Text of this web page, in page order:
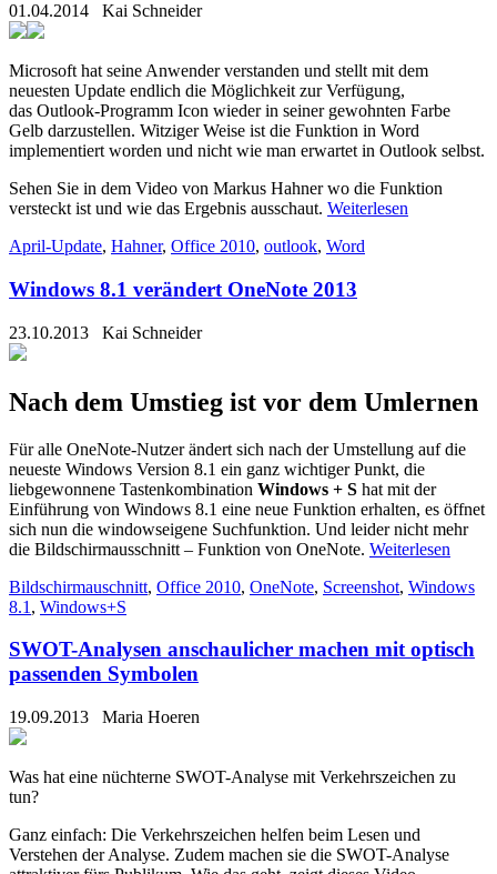
01.04.2014 Kai Schneider
Microsoft hat seine Anwender verstanden und stellt mit dem
neuesten Update endlich die Möglichkeit zur Verfügung,
das Outlook-Programm Icon wieder in seiner gewohnten Farbe
Gelb darzustellen. Witziger Weise ist die Funktion in Word
implementiert worden und nicht wie man erwartet in Outlook selbst.
Sehen Sie in dem Video von Markus Hahner wo die Funktion
versteckt ist und wie das Ergebnis ausschaut. Weiterlesen
April-Update, Hahner, Office 2010, outlook, Word
Windows 8.1 verändert OneNote 2013
23.10.2013 Kai Schneider
Nach dem Umstieg ist vor dem Umlernen
Für alle OneNote-Nutzer ändert sich nach der Umstellung auf die
neueste Windows Version 8.1 ein ganz wichtiger Punkt, die
liebgewonnene Tastenkombination Windows + S hat mit der
Einführung von Windows 8.1 eine neue Funktion erhalten, es öffnet
sich nun die windowseigene Suchfunktion. Und leider nicht mehr
die Bildschirmausschnitt – Funktion von OneNote. Weiterlesen
Bildschirmauschnitt, Office 2010, OneNote, Screenshot, Windows
8.1 , Windows+S
SWOT-Analysen anschaulicher machen mit optisch
passenden Symbolen
19.09.2013 Maria Hoeren
Was hat eine nüchterne SWOT-Analyse mit Verkehrszeichen zu
tun?
Ganz einfach: Die Verkehrszeichen helfen beim Lesen und
Verstehen der Analyse. Zudem machen sie die SWOT-Analyse